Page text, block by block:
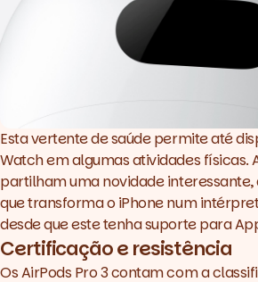
Esta vertente de saúde permite até
Watch em algumas atividades físicas.
partilham uma novidade interessante,
que transforma o iPhone num
desde que este tenha suporte para
Certificação e resistência
Os AirPods Pro 3 contam com a